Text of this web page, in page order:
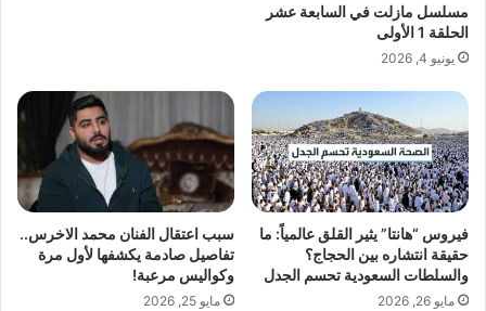
مسلسل مازلت في السابعة عشر
الحلقة 1 الأولى
يونيو 4, 2026
فيروس “هانتا” يثير القلق عالمياً: ما
حقيقة انتشاره بين الحجاج؟
والسلطات السعودية تحسم الجدل
مايو 26, 2026
سبب اعتقال الفنان محمد الاخرس..
تفاصيل صادمة يكشفها لأول مرة
وكواليس مرعبة!
مايو 25, 2026